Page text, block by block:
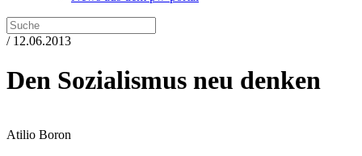
/ 12.06.2013
Den Sozialismus neu denken
Atilio Boron